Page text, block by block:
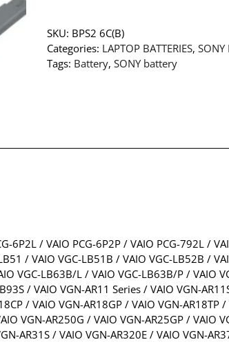
SKU: BPS2 6C(B)
Categories: LAPTOP BATTERIES,
Tags: Battery, SONY battery
6P2L / VAIO PCG-6P2P / VAIO PCG-792L /
/ VAIO VGC-LB51B / VAIO VGC-LB52B /
VGC-LB63B/L / VAIO VGC-LB63B/P / VAIO
/ VAIO VGN-AR11 Series / VAIO VGN-
/ VAIO VGN-AR18GP / VAIO VGN-
VGN-AR250G / VAIO VGN-AR25GP / VAIO
AR31S / VAIO VGN-AR320E / VAIO VGN-